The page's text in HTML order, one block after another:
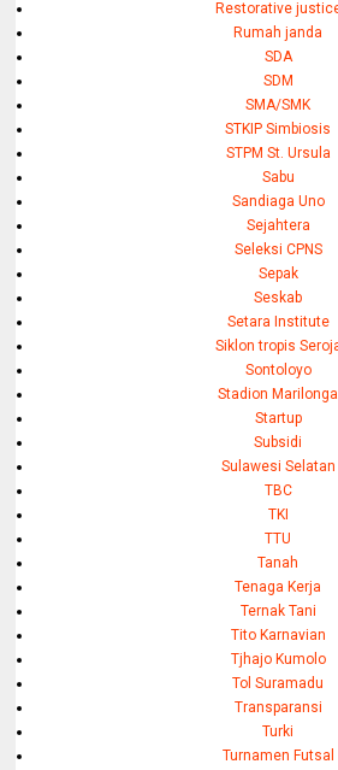
Restorative
Rumah janda
SDA
SDM
SMA/SMK
STKIP Simbiosis
STPM St. Ursula
Sabu
Sandiaga Uno
Sejahtera
Seleksi CPNS
Sepak
Seskab
Setara Institute
Siklon tropis
Sontoloyo
Stadion Marilonga
Startup
Subsidi
Sulawesi Selatan
TBC
TKI
TTU
Tanah
Tenaga Kerja
Ternak Tani
Tito Karnavian
Tjhajo Kumolo
Tol Suramadu
Transparansi
Turki
Turnamen Futsal